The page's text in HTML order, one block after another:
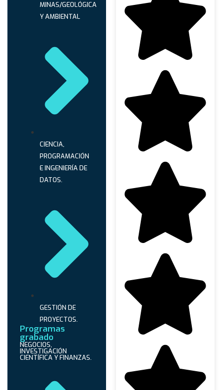
MINAS/GEOLÓGICA
Y AMBIENTAL
CIENCIA,
PROGRAMACIÓN
E INGENIERÍA DE
DATOS.
GESTIÓN DE
PROYECTOS.
Programas
grabado
NEGOCIOS,
INVESTIGACIÓN
CIENTÍFICA Y FINANZAS.